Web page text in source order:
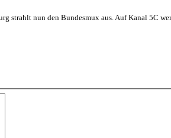
strahlt nun den Bundesmux aus. Auf Kanal 5C